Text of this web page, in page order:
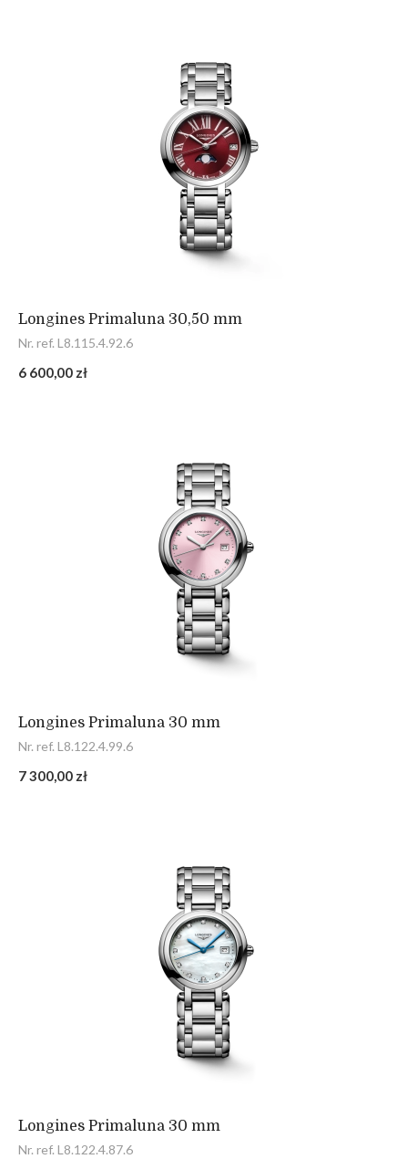
Longines Primaluna 30,50 mm
Nr. ref. L8.115.4.92.6
6 600,00 zł
Longines Primaluna 30 mm
Nr. ref. L8.122.4.99.6
7 300,00 zł
Longines Primaluna 30 mm
Nr. ref. L8.122.4.87.6